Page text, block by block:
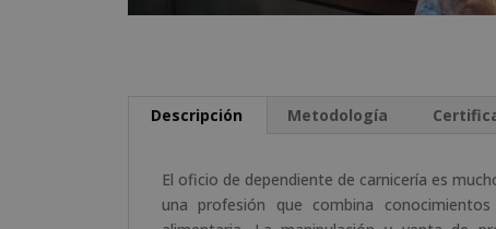
Descripción Metodología
El oficio de dependiente de carnicería es
una profesión que combina